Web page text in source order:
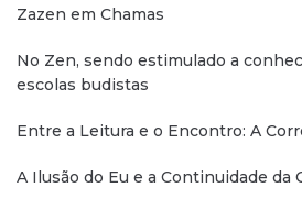
Zazen em Chamas
No Zen, sendo estimulado a
escolas budistas
Entre a Leitura e o Encontro: A
A Ilusão do Eu e a Continuidade da